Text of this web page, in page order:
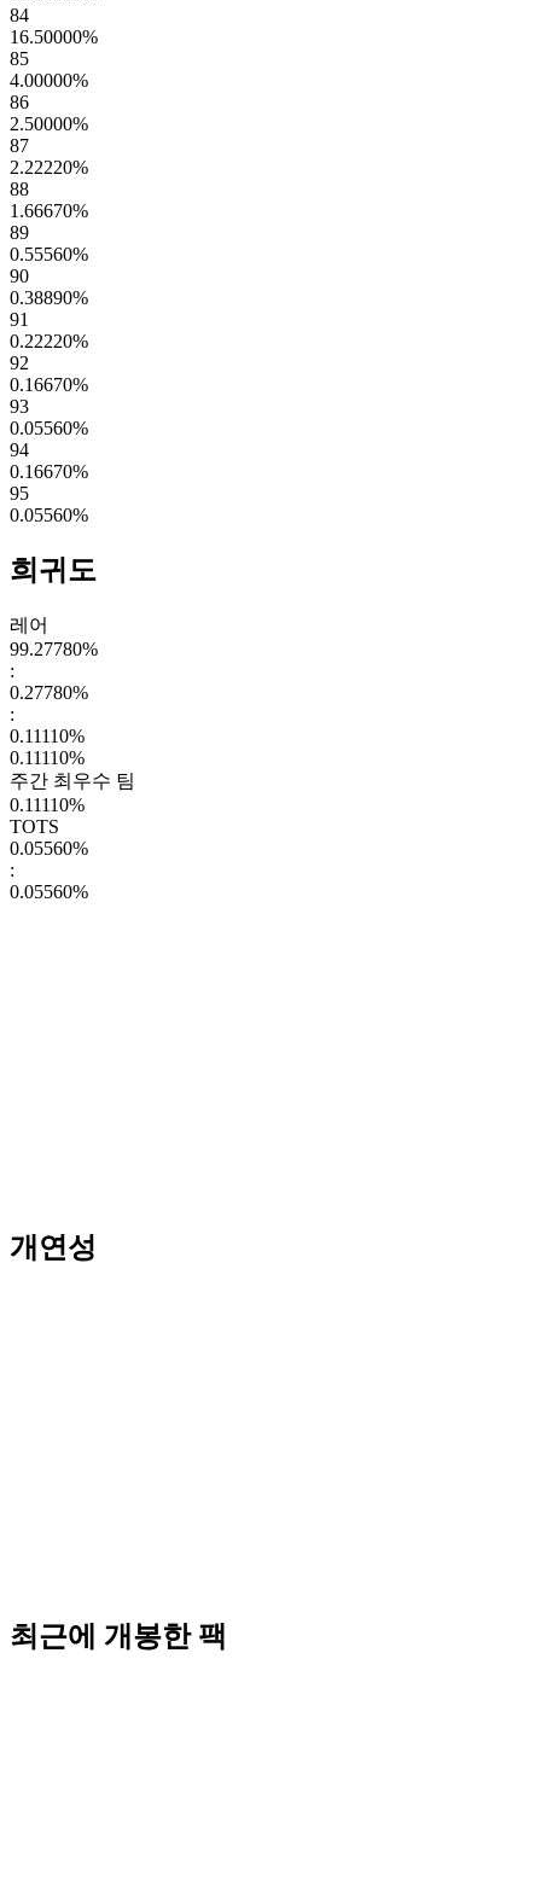
84
16.50000%
85
4.00000%
86
2.50000%
87
2.22220%
88
1.66670%
89
0.55560%
90
0.38890%
91
0.22220%
92
0.16670%
93
0.05560%
94
0.16670%
95
0.05560%
희귀도
레어
99.27780%
:
0.27780%
:
0.11110%
0.11110%
주간 최우수 팀
0.11110%
TOTS
0.05560%
:
0.05560%
개연성
최근에 개봉한 팩